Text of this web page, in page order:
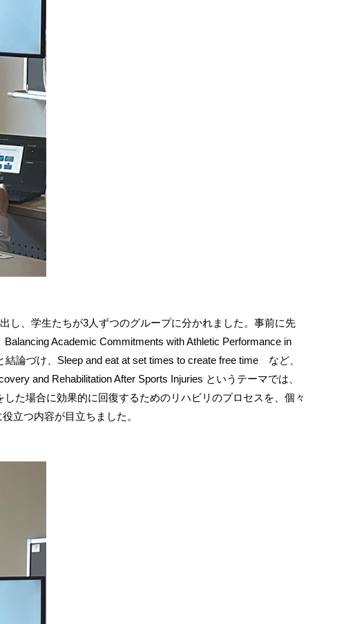
し、学生たちが3人ずつのグループに分かれました。事前に先
Academic Commitments with Athletic Performance in
論づけ、Sleep and eat at set times to create free time など、
and Rehabilitation After Sports Injuries というテーマでは、
た場合に効果的に回復するためのリハビリのプロセスを、個々
立つ内容が目立ちました。